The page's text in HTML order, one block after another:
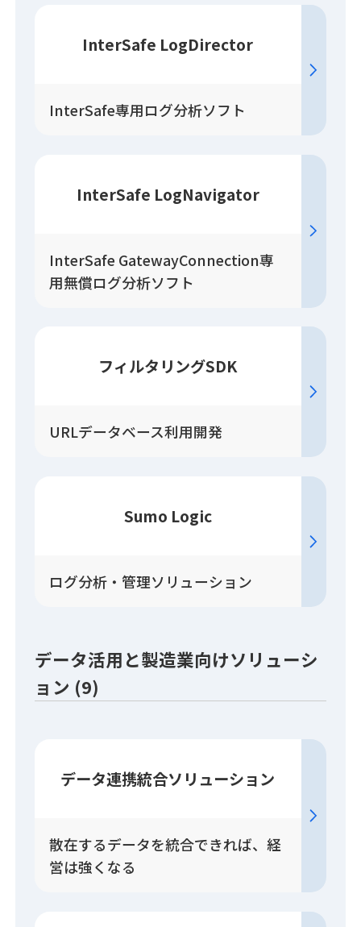
InterSafe LogDirector
InterSafe専用ログ分析ソフト
InterSafe LogNavigator
InterSafe GatewayConnection専
用無償ログ分析ソフト
フィルタリングSDK
URLデータベース利用開発
Sumo Logic
ログ分析・管理ソリューション
データ活用と製造業向けソリューシ
ョン (9)
データ連携統合ソリューション
散在するデータを統合できれば、経
営は強くなる